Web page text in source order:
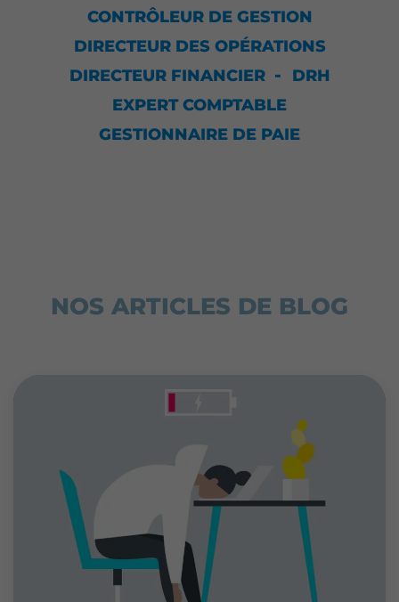
CONTRÔLEUR DE GESTION
DIRECTEUR DES OPÉRATIONS
DIRECTEUR FINANCIER
DRH
EXPERT COMPTABLE
GESTIONNAIRE DE PAIE
NOS ARTICLES DE BLOG